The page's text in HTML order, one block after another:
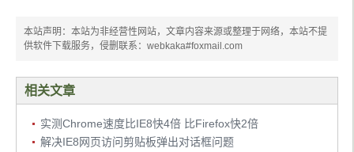
本站声明：本站为非经营性网站，文章内容来源或整理于网络，本站不提
供软件下载服务，侵删联系：webkaka#foxmail.com
相关文章
实测Chrome速度比IE8快4倍 比Firefox快2倍
解决IE8网页访问剪贴板弹出对话框问题